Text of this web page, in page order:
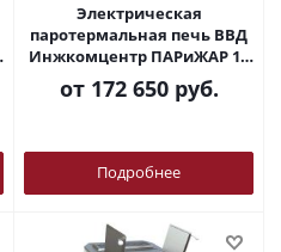
Электрическая
паротермальная печь ВВД
Инжкомцентр ПАРиЖАР 12
кВт (10-15,5м3) 380В
облицовка из природного
от 172 650 руб.
Подробнее